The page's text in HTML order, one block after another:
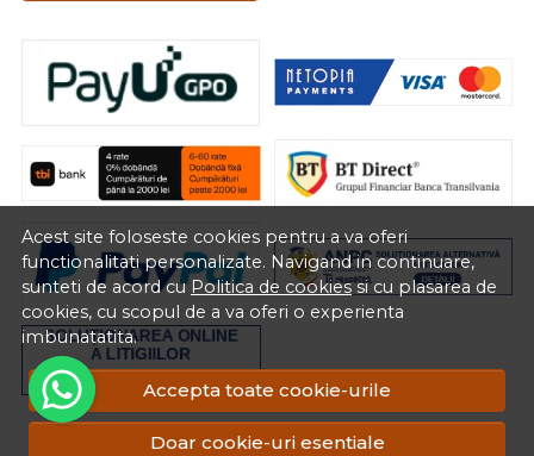
Acest site foloseste cookies pentru a va oferi
functionalitati personalizate. Navigand in continuare,
sunteti de acord cu Politica de cookiessi cu plasarea de
cookies, cu scopul de a va oferi o experienta
imbunatatita.
Accepta toate cookie-urile
Doar cookie-uri esentiale